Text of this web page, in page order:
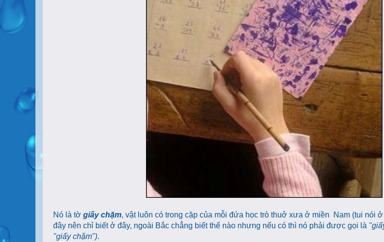
Nó là tờ giấy chặm, vật luôn có trong cặp của mỗi đứa học trò thuở xưa ở miền Nam (tui nói
đây nên chỉ biết ở đây, ngoài Bắc chẳng biết thế nào nhưng nếu có thì nó phải được gọi là
"giấy chặm").